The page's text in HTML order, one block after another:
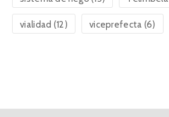
vialidad (12) viceprefecta (6)